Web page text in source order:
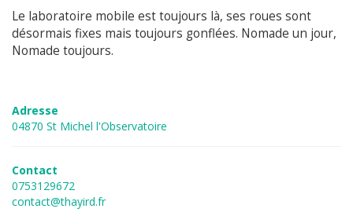
Le laboratoire mobile est toujours là, ses roues sont
désormais fixes mais toujours gonflées. Nomade un jour,
Nomade toujours.
Adresse
04870 St Michel l'Observatoire
Contact
0753129672
contact@thayird.fr